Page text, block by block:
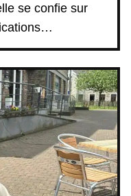
se confie sur